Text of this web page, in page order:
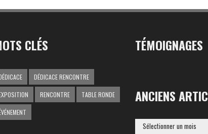
CLÉS
DÉDICACE RENCONTRE
RENCONTRE TABLE RONDE
TÉMOIGNAGES
ANCIENS
ANCIENS